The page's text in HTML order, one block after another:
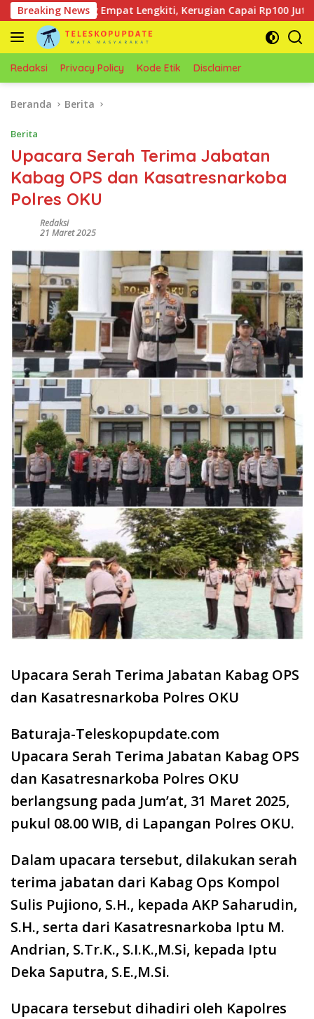
Langsung
ke
konten
Breaking News
Empat Lengkiti, Kerugian Capai Rp100 Juta
Redaksi Privacy Policy Kode Etik Disclaimer
Beranda Berita
Berita
Upacara Serah Terima Jabatan
Kabag OPS dan Kasatresnarkoba
Polres OKU
Redaksi
21 Maret 2025
Upacara Serah Terima Jabatan Kabag OPS
dan Kasatresnarkoba Polres OKU
Baturaja-Teleskopupdate.com
Upacara Serah Terima Jabatan Kabag OPS
dan Kasatresnarkoba Polres OKU
berlangsung pada Jum’at, 31 Maret 2025,
pukul 08.00 WIB, di Lapangan Polres OKU.
Dalam upacara tersebut, dilakukan serah
terima jabatan dari Kabag Ops Kompol
Sulis Pujiono, S.H., kepada AKP Saharudin,
S.H., serta dari Kasatresnarkoba Iptu M.
Andrian, S.Tr.K., S.I.K.,M.Si, kepada Iptu
Deka Saputra, S.E.,M.Si.
Upacara tersebut dihadiri oleh Kapolres